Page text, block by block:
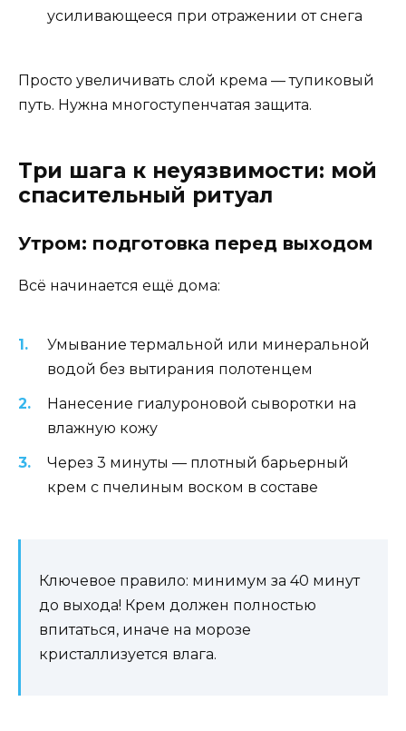
усиливающееся при отражении от снега
Просто увеличивать слой крема — тупиковый
путь. Нужна многоступенчатая защита.
Три шага к неуязвимости: мой
спасительный ритуал
Утром: подготовка перед выходом
Всё начинается ещё дома:
Умывание термальной или минеральной
водой без вытирания полотенцем
Нанесение гиалуроновой сыворотки на
влажную кожу
Через 3 минуты — плотный барьерный
крем с пчелиным воском в составе
Ключевое правило: минимум за 40 минут
до выхода! Крем должен полностью
впитаться, иначе на морозе
кристаллизуется влага.